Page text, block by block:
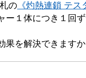
の 《灼熱連鎖 テス
ー１体につき１回
果を解決できますか